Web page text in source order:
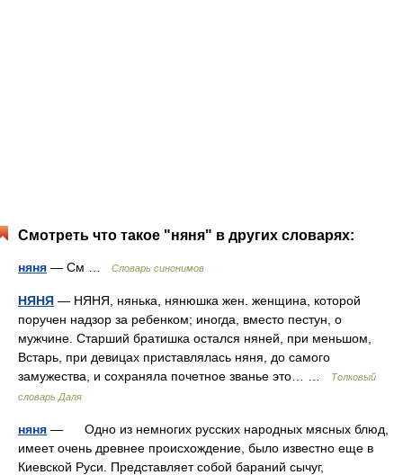
Смотреть что такое "няня" в других словарях:
няня — См … Словарь синонимов
НЯНЯ — НЯНЯ, нянька, нянюшка жен. женщина, которой
поручен надзор за ребенком; иногда, вместо пестун, о
мужчине. Старший братишка остался няней, при меньшом,
Встарь, при девицах приставлялась няня, до самого
замужества, и сохраняла почетное званье это… …
Толковый
словарь Даля
няня — Одно из немногих русских народных мясных блюд,
имеет очень древнее происхождение, было известно еще в
Киевской Руси. Представляет собой бараний сычуг,